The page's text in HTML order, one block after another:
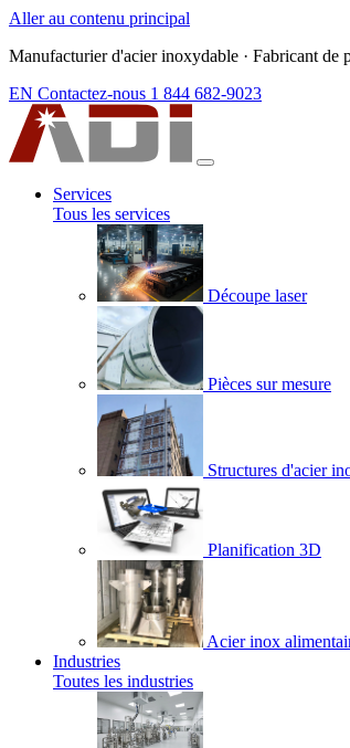
Aller au contenu principal
Manufacturier d'acier inoxydable · Fabricant de
EN Contactez-nous 1 844 682-9023
Services
Tous les services
Découpe laser
Pièces sur mesure
Structures d'acier
Planification 3D
Acier inox
Industries
Toutes les industries